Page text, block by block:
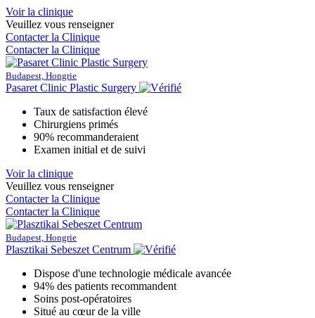
Voir la clinique
Veuillez vous renseigner
Contacter la Clinique
Contacter la Clinique
Budapest, Hongrie
Pasaret Clinic Plastic Surgery
Taux de satisfaction élevé
Chirurgiens primés
90% recommanderaient
Examen initial et de suivi
Voir la clinique
Veuillez vous renseigner
Contacter la Clinique
Contacter la Clinique
Budapest, Hongrie
Plasztikai Sebeszet Centrum
Dispose d'une technologie médicale avancée
94% des patients recommandent
Soins post-opératoires
Situé au cœur de la ville